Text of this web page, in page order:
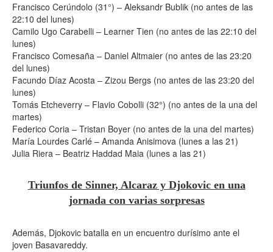
Francisco Cerúndolo (31°) – Aleksandr Bublik (no antes de las
22:10 del lunes)
Camilo Ugo Carabelli – Learner Tien (no antes de las 22:10 del
lunes)
Francisco Comesaña – Daniel Altmaier (no antes de las 23:20
del lunes)
Facundo Díaz Acosta – Zizou Bergs (no antes de las 23:20 del
lunes)
Tomás Etcheverry – Flavio Cobolli (32°) (no antes de la una del
martes)
Federico Coria – Tristan Boyer (no antes de la una del martes)
María Lourdes Carlé – Amanda Anisimova (lunes a las 21)
Julia Riera – Beatriz Haddad Maia (lunes a las 21)
Triunfos de Sinner, Alcaraz y Djokovic en una
jornada con varias sorpresas
Además, Djokovic batalla en un encuentro durísimo ante el
joven Basavareddy.